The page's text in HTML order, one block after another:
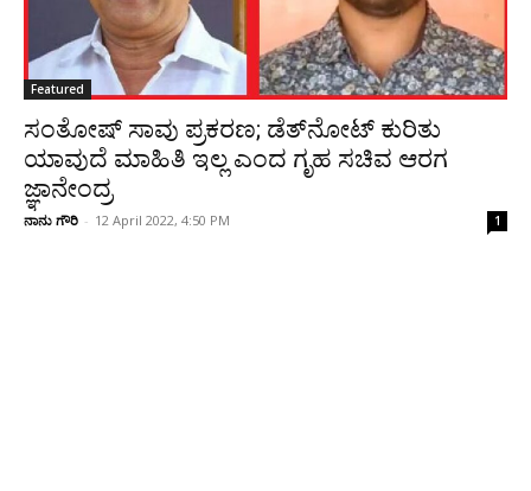
Featured
ಸಂತೋಷ್‌ ಸಾವು ಪ್ರಕರಣ; ಡೆತ್‌ನೋಟ್‌‌ ಕುರಿತು
ಯಾವುದೆ ಮಾಹಿತಿ ಇಲ್ಲ ಎಂದ ಗೃಹ ಸಚಿವ ಆರಗ
ಜ್ಞಾನೇಂದ್ರ
ನಾನು ಗೌರಿ - 12 April 2022, 4:50 PM 1